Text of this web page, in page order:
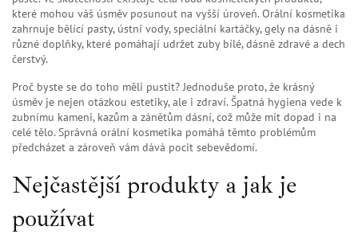
které mohou váš úsměv posunout na vyšší úroveň. Orální kosmetika
zahrnuje bělící pasty, ústní vody, speciální kartáčky, gely na dásně i
různé doplňky, které pomáhají udržet zuby bílé, dásně zdravé a dech
čerstvý.
Proč byste se do toho měli pustit? Jednoduše proto, že krásný
úsměv je nejen otázkou estetiky, ale i zdraví. Špatná hygiena vede k
zubnímu kameni, kazům a zánětům dásní, což může mít dopad i na
celé tělo. Správná orální kosmetika pomáhá těmto problémům
předcházet a zároveň vám dává pocit sebevědomí.
Nejčastější produkty a jak je
používat